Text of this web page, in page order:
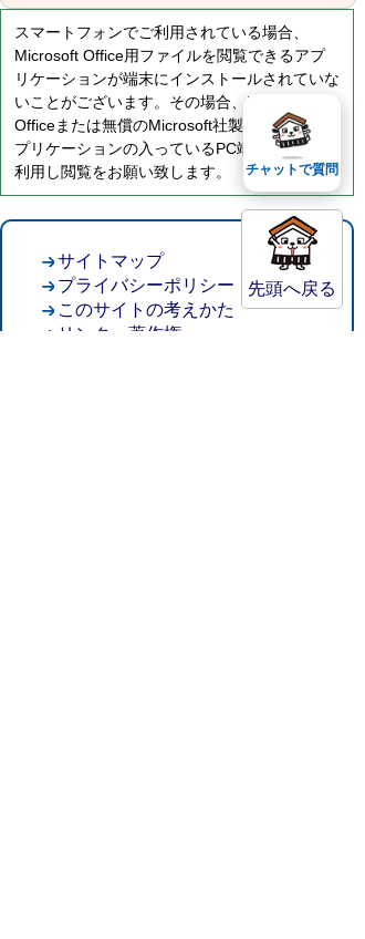
スマートフォンでご利用されている場合、
Microsoft Office用ファイルを閲覧できるアプ
リケーションが端末にインストールされていな
いことがございます。その場合、Microsoft
Officeまたは無償のMicrosoft社製ビューアーア
プリケーションの入っているPC端末などをご
利用し閲覧をお願い致します。
先頭へ戻る
サイトマップ
プライバシーポリシー
このサイトの考えかた
リンク・著作権
チャットで質問